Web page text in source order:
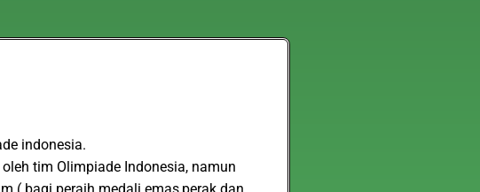
indonesia.
tim Olimpiade Indonesia, namun